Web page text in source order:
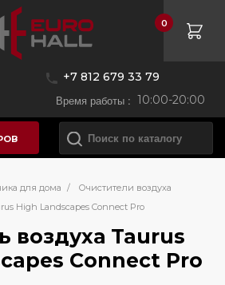
+7 812 679 33 79
Время работы : 10:00-20:00
0
для дома /
Очистители воздуха
High Landscapes Connect Pro
воздуха Taurus
Connect Pro